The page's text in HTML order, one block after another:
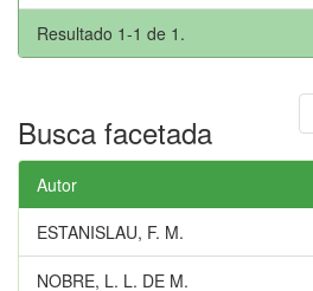
Resultado 1-1 de 1.
Busca facetada
Autor
ESTANISLAU, F. M.
NOBRE, L. L. DE M.